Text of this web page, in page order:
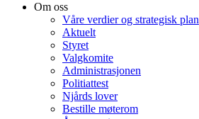
Om oss
Våre verdier og strategisk plan
Aktuelt
Styret
Valgkomite
Administrasjonen
Politiattest
Njårds lover
Bestille møterom